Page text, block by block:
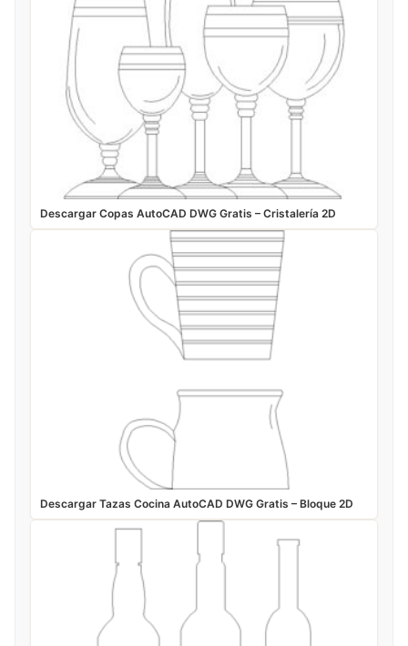
Descargar Copas AutoCAD DWG Gratis – Cristalería 2D
Descargar Tazas Cocina AutoCAD DWG Gratis – Bloque 2D